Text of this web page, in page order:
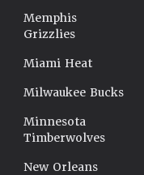
Memphis
Grizzlies
Miami Heat
Milwaukee Bucks
Minnesota
Timberwolves
New Orleans